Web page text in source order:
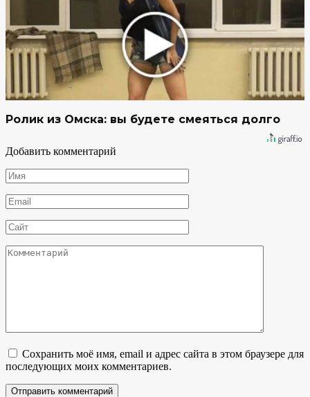
Ролик из Омска: вы будете смеяться долго
Добавить комментарий
Имя
*
Email
*
Сайт
Комментарий
Сохранить моё имя, email и адрес сайта в этом браузере для
последующих моих комментариев.